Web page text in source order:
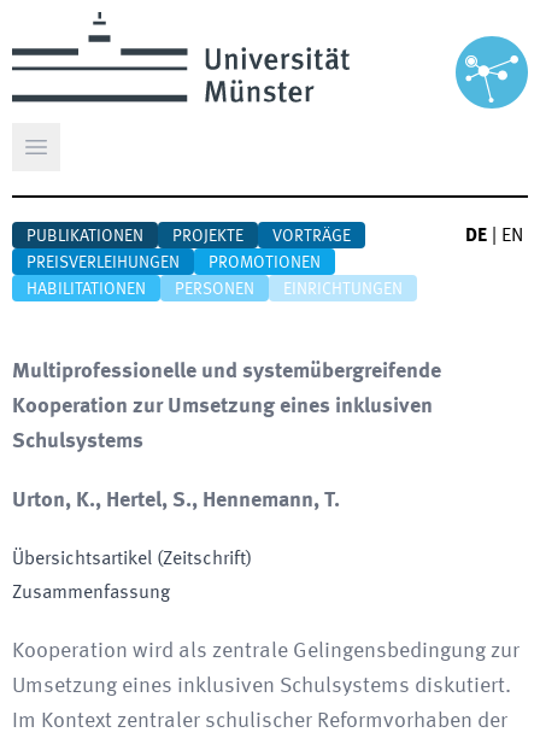
Hauptmenü öffnen
PUBLIKATIONEN PROJEKTE
VORTRÄGE
PREISVERLEIHUNGEN
PROMOTIONEN
HABILITATIONEN
PERSONEN EINRICHTUNGEN
DE EN
Multiprofessionelle und systemübergreifende
Kooperation zur Umsetzung eines inklusiven
Schulsystems
Urton, K., Hertel, S., Hennemann, T.
Übersichtsartikel (Zeitschrift)
Zusammenfassung
Kooperation wird als zentrale Gelingensbedingung zur
Umsetzung eines inklusiven Schulsystems diskutiert.
Im Kontext zentraler schulischer Reformvorhaben der